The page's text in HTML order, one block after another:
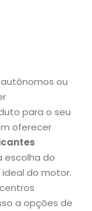
ou
para o seu
oferecer
escolha do
do motor.
a opções de